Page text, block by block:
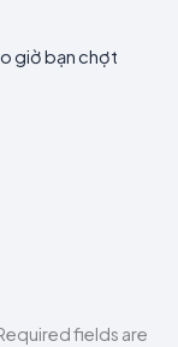
giờ bạn chợt
fields are